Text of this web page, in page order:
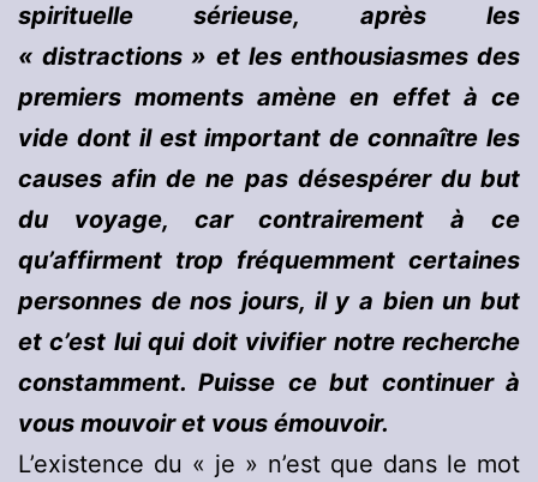
spirituelle sérieuse, après les
« distractions » et les enthousiasmes des
premiers moments amène en effet à ce
vide dont il est important de connaître les
causes afin de ne pas désespérer du but
du voyage, car contrairement à ce
qu’affirment trop fréquemment certaines
personnes de nos jours, il y a bien un but
et c’est lui qui doit vivifier notre recherche
constamment. Puisse ce but continuer à
vous mouvoir et vous émouvoir.
L’existence du « je » n’est que dans le mot